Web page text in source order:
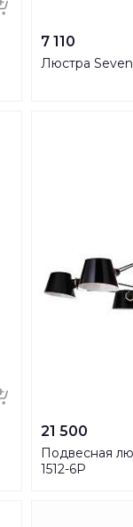
7 110
Люстра Seven
21 500
Подвесная
1512-6P